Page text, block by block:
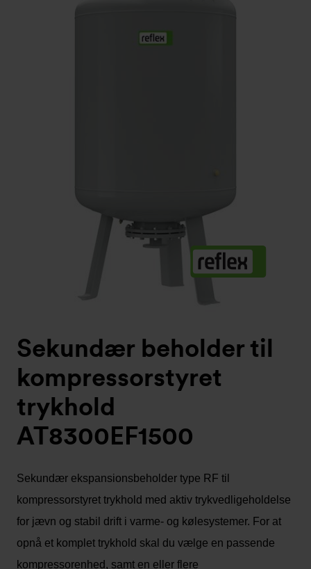
Sekundær beholder til
kompressorstyret
trykhold
AT8300EF1500
Sekundær ekspansionsbeholder type RF til
kompressorstyret trykhold med aktiv trykvedligeholdelse
for jævn og stabil drift i varme- og kølesystemer. For at
opnå et komplet trykhold skal du vælge en passende
kompressorenhed, samt en eller flere